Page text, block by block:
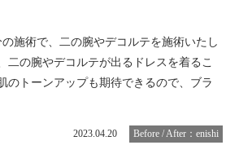
施術で、二の腕やデコルテを施術いたし
二の腕やデコルテが出るドレスを着るこ
のトーンアップも期待できるので、ブラ
2023.04.20 Before / After：enishi